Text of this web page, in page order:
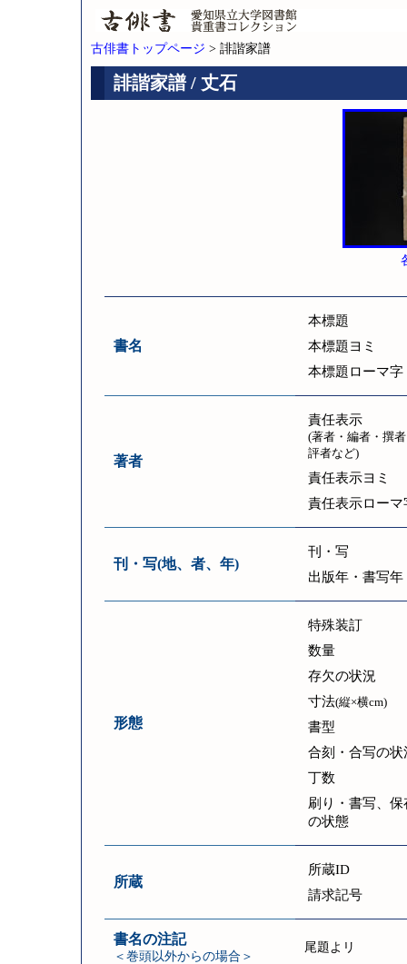
古俳書トップページ > 誹諧家譜
誹諧家譜 / 丈石
書名
本標題
本標題ヨミ
本標題ローマ字
著者
責任表示
(著者・編者・撰
評者など)
責任表示ヨミ
責任表示ローマ
刊・写(地、者、年)
刊・写
出版年・書写年
形態
特殊装訂
数量
存欠の状況
寸法(縦×横cm)
書型
合刻・合写の状
丁数
刷り・書写、保
の状態
所蔵
所蔵ID
請求記号
書名の注記
＜巻頭以外からの場合＞
尾題よリ